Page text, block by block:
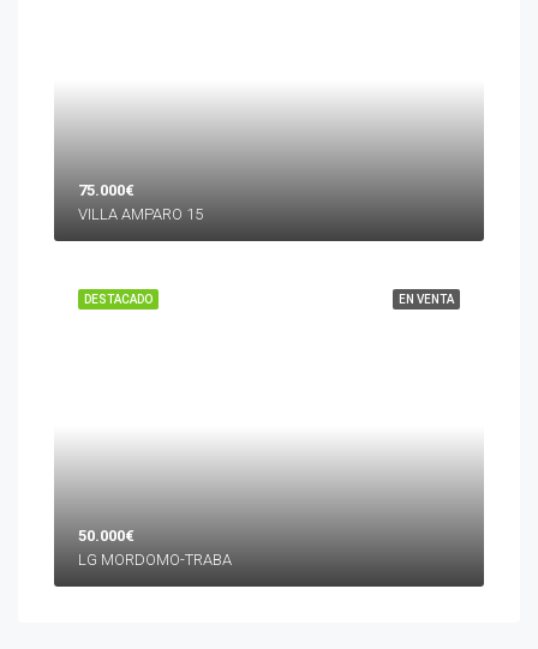
75.000€
VILLA AMPARO 15
EN VENTA
DESTACADO
50.000€
LG MORDOMO-TRABA